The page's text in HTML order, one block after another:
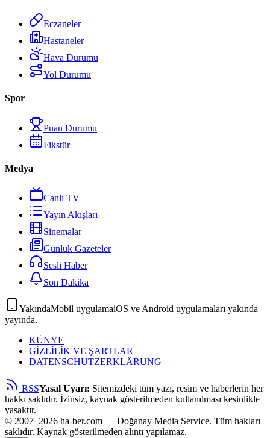
Eczaneler
Hastaneler
Hava Durumu
Yol Durumu
Spor
Puan Durumu
Fikstür
Medya
Canlı TV
Yayın Akışları
Sinemalar
Günlük Gazeteler
Sesli Haber
Son Dakika
YakındaMobil uygulamaiOS ve Android uygulamaları yakında
yayında.
KÜNYE
GİZLİLİK VE ŞARTLAR
DATENSCHUTZERKLÄRUNG
RSSYasal Uyarı: Sitemizdeki tüm yazı, resim ve haberlerin her
hakkı saklıdır. İzinsiz, kaynak gösterilmeden kullanılması kesinlikle
yasaktır.
© 2007–2026 ha-ber.com — Doğanay Media Service. Tüm hakları
saklıdır. Kaynak gösterilmeden alıntı yapılamaz.